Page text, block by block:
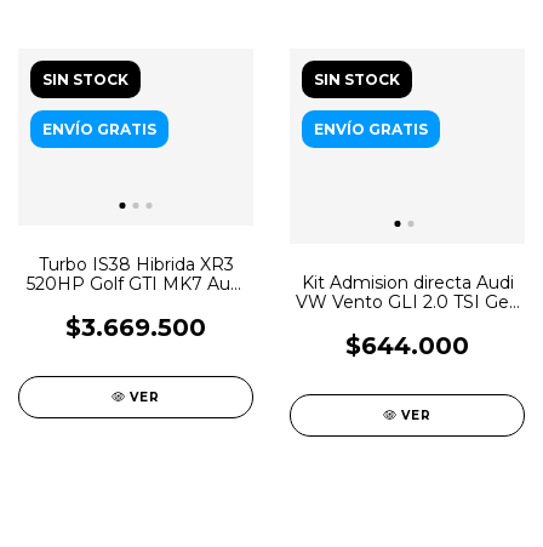
SIN STOCK
ENVÍO GRATIS
Turbo IS38 Hibrida XR3
520HP Golf GTI MK7 Audi
$3.669.500
VER
SIN STOCK
ENVÍO GRATIS
Kit Admision directa Audi
VW Vento GLI 2.0 TSI Gen
$644.000
VER